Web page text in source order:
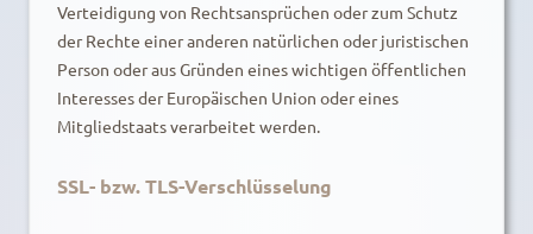
Verteidigung von Rechtsansprüchen oder zum Schutz
der Rechte einer anderen natürlichen oder juristischen
Person oder aus Gründen eines wichtigen öffentlichen
Interesses der Europäischen Union oder eines
Mitgliedstaats verarbeitet werden.
SSL- bzw. TLS-Verschlüsselung